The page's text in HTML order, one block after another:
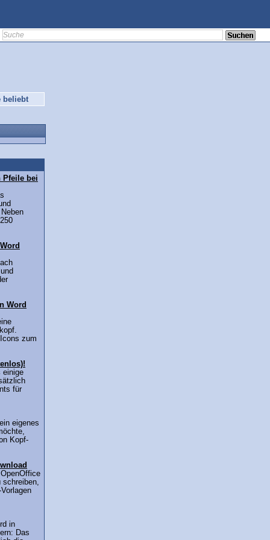
beliebt
Pfeile bei
Word
zum
einige
für
eigenes
Kopf-
schreiben,
in
Das